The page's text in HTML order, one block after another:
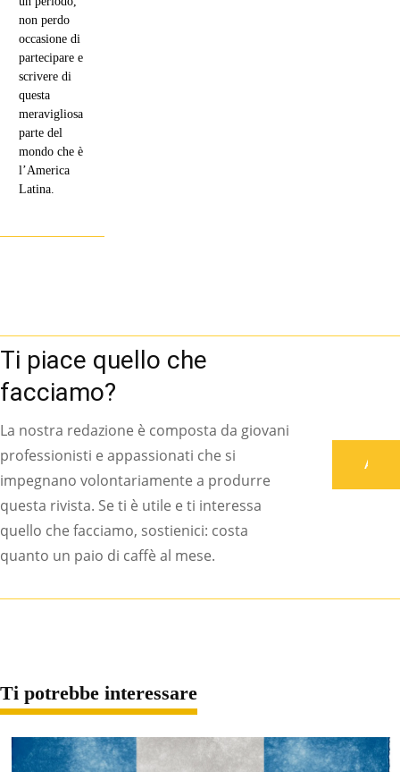
non perdo
occasione di
partecipare e
scrivere di
questa
meravigliosa
parte del
mondo che è
l’America
Latina.
Ti piace quello che
facciamo?
La nostra redazione è composta da giovani
professionisti e appassionati che si
impegnano volontariamente a produrre
questa rivista. Se ti è utile e ti interessa
quello che facciamo, sostienici: costa
quanto un paio di caffè al mese.
Ti potrebbe interessare